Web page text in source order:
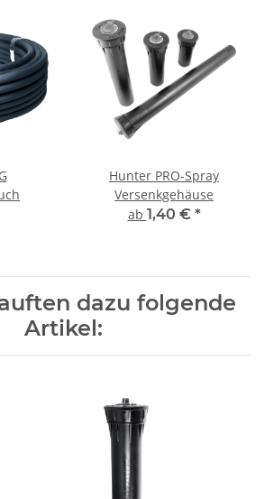
Hunter PRO-Spray
Versenkgehäuse
ab 1,40 € *
dazu folgende
Artikel: